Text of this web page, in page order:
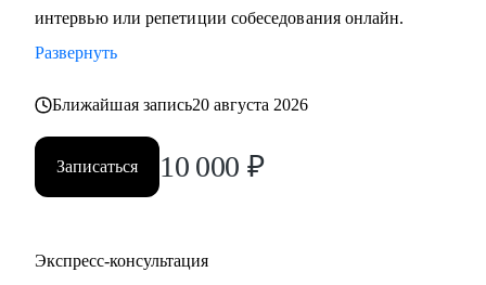
интервью или репетиции собеседования онлайн.
Развернуть
Ближайшая запись20 августа 2026
Записаться 10 000 ₽
Экспресс-консультация